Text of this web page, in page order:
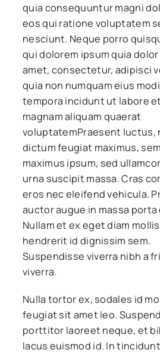
quia consequuntur magni
eos qui ratione voluptatem
nesciunt. Neque porro
qui dolorem ipsum quia
amet, consectetur, adipisci
quia non numquam eius modi
tempora incidunt ut labore
magnam aliquam quaerat
voluptatemPraesent luctus,
dictum feugiat maximus,
maximus ipsum, sed
urna suscipit massa. Cras
eros nec eleifend vehicula.
auctor augue in massa porta
Nullam et ex eget diam mollis
hendrerit id dignissim sem.
Suspendisse viverra nibh a
viverra.
Nulla tortor ex, sodales id
feugiat sit amet leo.
porttitor laoreet neque, et
lacus euismod id. In